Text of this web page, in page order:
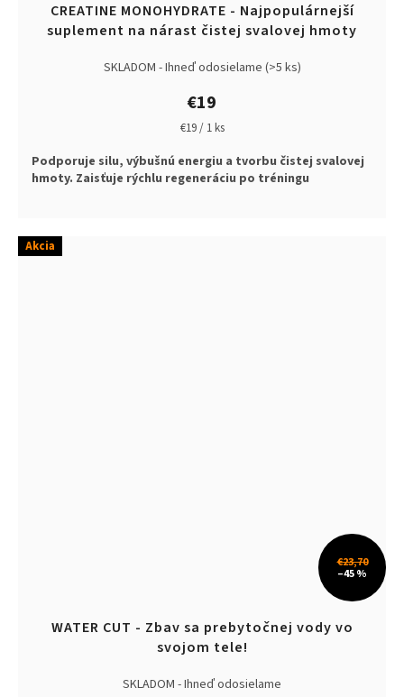
CREATINE MONOHYDRATE - Najpopulárnejší
suplement na nárast čistej svalovej hmoty
SKLADOM - Ihneď odosielame (>5 ks)
€19
Jednotková
€19 / 1 ks
Podporuje silu, výbušnú energiu a tvorbu čistej svalovej
hmoty. Zaisťuje rýchlu regeneráciu po tréningu
Akcia
€23,70
–45 %
WATER CUT - Zbav sa prebytočnej vody vo
svojom tele!
SKLADOM - Ihneď odosielame